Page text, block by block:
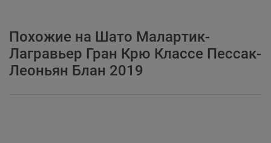
Похожие на Шато Малартик-
Лагравьер Гран Крю Классе Пессак-
Леоньян Блан 2019